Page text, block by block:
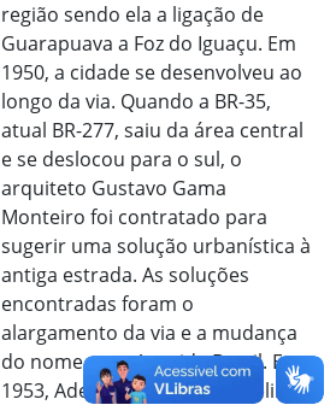
região sendo ela a ligação de
Guarapuava a Foz do Iguaçu. Em
1950, a cidade se desenvolveu ao
longo da via. Quando a BR-35,
atual BR-277, saiu da área central
e se deslocou para o sul, o
arquiteto Gustavo Gama
Monteiro foi contratado para
sugerir uma solução urbanística à
antiga estrada. As soluções
encontradas foram o
alargamento da via e a mudança
do nome para Avenida Brasil. Em
1953, Adelar Bertolucci e Adelino